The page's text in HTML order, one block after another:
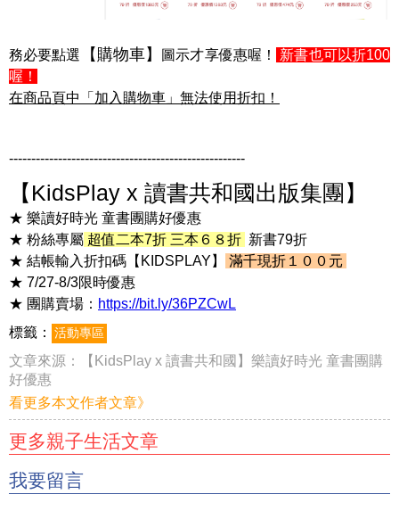
務必要點選 【購物車】 圖示才享優惠喔！
新書也可以折100
喔！
在商品頁中「加入購物車」無法使用折扣！
-----------------------------------------------------
【KidsPlay x 讀書共和國出版集團】
★ 樂讀好時光 童書團購好優惠
★ 粉絲專屬 超值二本7折 三本６８折 新書79折
★ 結帳輸入折扣碼【KIDSPLAY】
滿千現折１００元
★ 7/27-8/3限時優惠
★ 團購賣場： https://bit.ly/36PZCwL
標籤：
活動專區
文章來源：
【KidsPlay x 讀書共和國】樂讀好時光 童書團購
好優惠
看更多本文作者文章》
更多親子生活文章
我要留言